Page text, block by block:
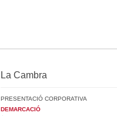
La Cambra
PRESENTACIÓ CORPORATIVA
DEMARCACIÓ